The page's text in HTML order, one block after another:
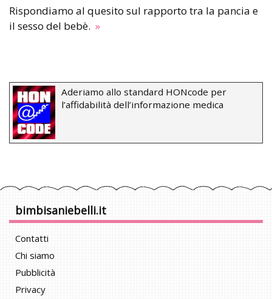
Rispondiamo al quesito sul rapporto tra la pancia e
il sesso del bebè. »
Aderiamo allo standard HONcode per
l’affidabilità dell’informazione medica
bimbisaniebelli.it
Contatti
Chi siamo
Pubblicità
Privacy